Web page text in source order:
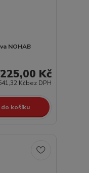
NOHAB
Kč
Kčbez DPH
košíku